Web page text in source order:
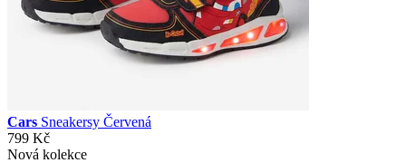
Cars Sneakersy Červená
799 Kč
Nová kolekce